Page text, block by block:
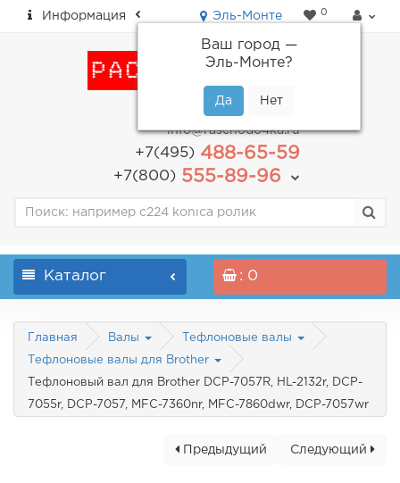
Информация Эль-Монте
Ваш город —
Эль-Монте?
0
пн-пт: с 9.00 до 18.00
info@raschodo4ka.ru
+7(495)488-65-59
+7(800)555-89-96
Каталог : 0
Главная Валы Тефлоновые валы
Тефлоновые валы для Brother
Тефлоновый вал для Brother DCP-7057R, HL-2132r, DCP-
7055r, DCP-7057, MFC-7360nr, MFC-7860dwr, DCP-7057wr
Следующий
Предыдущий